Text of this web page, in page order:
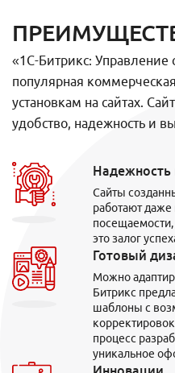
«1С-Битрикс: Управление
популярная
установкам на сайтах.
удобство, надежность и
Надежность
Сайты
работают
посещаемости,
это залог
Готовый
Можно
Битрикс
шаблоны с
процесс
уникальное